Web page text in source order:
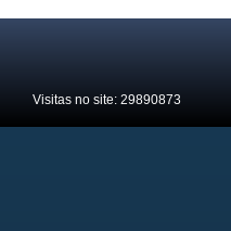
Visitas no site: 29890873